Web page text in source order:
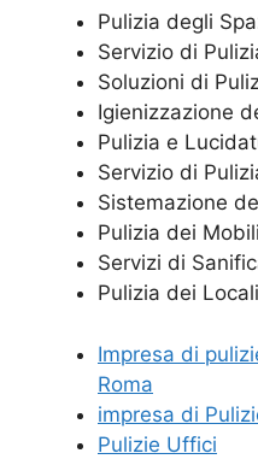
Pulizia degli
Servizio di
Soluzioni di
Igienizzazione
Pulizia e
Servizio di
Sistemazione
Pulizia dei
Servizi di
Pulizia dei
Impresa di
Roma
impresa di
Pulizie Uffici